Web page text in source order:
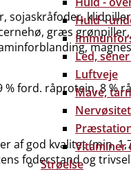
Huld -
Led,
Luftveje
Mave,
Vitaminer
Strøelse
sojaskråfoder,
græs
% ford. råprotein, 8 %
af god kvalitet (min.
foderstand og